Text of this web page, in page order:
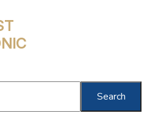
Search